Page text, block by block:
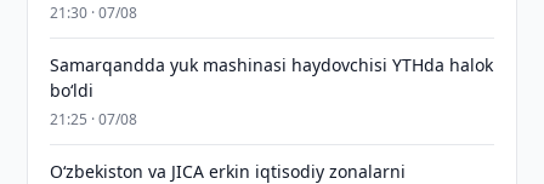
21:30 · 07/08
Samarqandda yuk mashinasi haydovchisi YTHda halok
bo‘ldi
21:25 · 07/08
Oʻzbekiston va JICA erkin iqtisodiy zonalarni